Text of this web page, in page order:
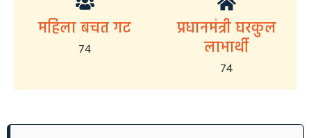
महिला बचत गट
74
प्रधानमंत्री घरकुल
लाभार्थी
74